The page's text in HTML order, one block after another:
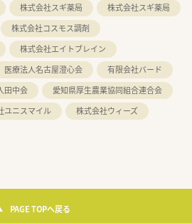
株式会社スギ薬局
株式会社スギ薬局
株式会社コスモス調剤
株式会社エイトブレイン
医療法人名古屋澄心会
有限会社バード
田中会
愛知県厚生農業協同組合連合会
ユニスマイル
株式会社ウィーズ
PAGE TOPへ戻る